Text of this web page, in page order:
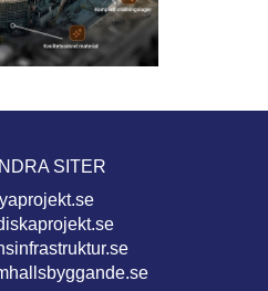
SITER